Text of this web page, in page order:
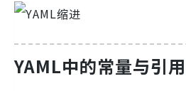
YAML中的常量与引用